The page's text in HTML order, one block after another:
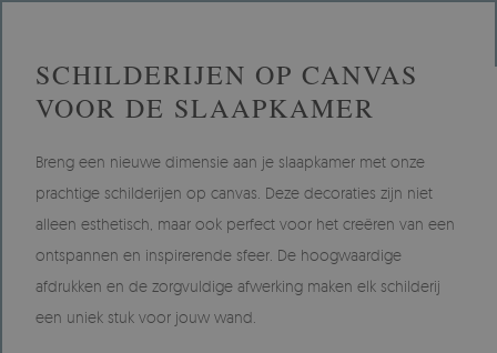
SCHILDERIJEN OP CANVAS
VOOR DE SLAAPKAMER
Breng een nieuwe dimensie aan je slaapkamer met onze
prachtige schilderijen op canvas. Deze decoraties zijn niet
alleen esthetisch, maar ook perfect voor het creëren van een
ontspannen en inspirerende sfeer. De hoogwaardige
afdrukken en de zorgvuldige afwerking maken elk schilderij
een uniek stuk voor jouw wand.